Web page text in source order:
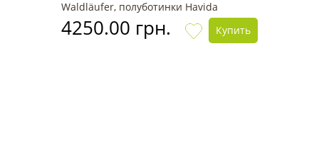
Waldläufer, полуботинки Havida
4250.00 грн. Купить